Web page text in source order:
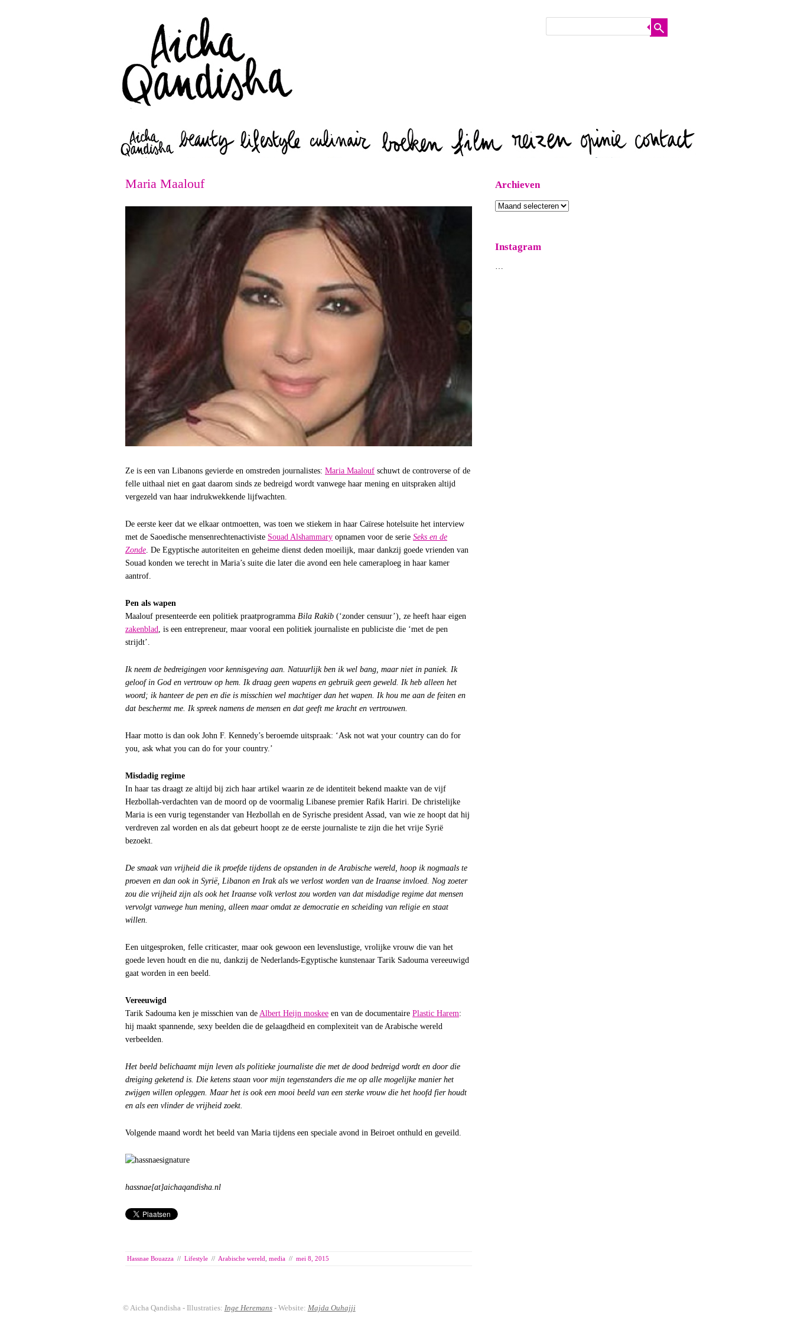
Maria Maalouf
Ze is een van Libanons gevierde en omstreden journalistes: Maria Maalouf schuwt de controverse of de
felle uithaal niet en gaat daarom sinds ze bedreigd wordt vanwege haar mening en uitspraken altijd
vergezeld van haar indrukwekkende lijfwachten.
De eerste keer dat we elkaar ontmoetten, was toen we stiekem in haar Caïrese hotelsuite het interview
met de Saoedische mensenrechtenactiviste Souad Alshammary opnamen voor de serie Seks en de
Zonde. De Egyptische autoriteiten en geheime dienst deden moeilijk, maar dankzij goede vrienden van
Souad konden we terecht in Maria’s suite die later die avond een hele cameraploeg in haar kamer
aantrof.
Pen als wapen
Maalouf presenteerde een politiek praatprogramma Bila Rakib (‘zonder censuur’), ze heeft haar eigen
zakenblad, is een entrepreneur, maar vooral een politiek journaliste en publiciste die ‘met de pen
strijdt’.
Ik neem de bedreigingen voor kennisgeving aan. Natuurlijk ben ik wel bang, maar niet in paniek. Ik
geloof in God en vertrouw op hem. Ik draag geen wapens en gebruik geen geweld. Ik heb alleen het
woord; ik hanteer de pen en die is misschien wel machtiger dan het wapen. Ik hou me aan de feiten en
dat beschermt me. Ik spreek namens de mensen en dat geeft me kracht en vertrouwen.
Haar motto is dan ook John F. Kennedy’s beroemde uitspraak: ‘Ask not wat your country can do for
you, ask what you can do for your country.’
Misdadig regime
In haar tas draagt ze altijd bij zich haar artikel waarin ze de identiteit bekend maakte van de vijf
Hezbollah-verdachten van de moord op de voormalig Libanese premier Rafik Hariri. De christelijke
Maria is een vurig tegenstander van Hezbollah en de Syrische president Assad, van wie ze hoopt dat hij
verdreven zal worden en als dat gebeurt hoopt ze de eerste journaliste te zijn die het vrije Syrië
bezoekt.
De smaak van vrijheid die ik proefde tijdens de opstanden in de Arabische wereld, hoop ik nogmaals te
proeven en dan ook in Syrië, Libanon en Irak als we verlost worden van de Iraanse invloed. Nog zoeter
zou die vrijheid zijn als ook het Iraanse volk verlost zou worden van dat misdadige regime dat mensen
vervolgt vanwege hun mening, alleen maar omdat ze democratie en scheiding van religie en staat
willen.
Een uitgesproken, felle criticaster, maar ook gewoon een levenslustige, vrolijke vrouw die van het
goede leven houdt en die nu, dankzij de Nederlands-Egyptische kunstenaar Tarik Sadouma vereeuwigd
gaat worden in een beeld.
Vereeuwigd
Tarik Sadouma ken je misschien van de Albert Heijn moskee en van de documentaire Plastic Harem:
hij maakt spannende, sexy beelden die de gelaagdheid en complexiteit van de Arabische wereld
verbeelden.
Het beeld belichaamt mijn leven als politieke journaliste die met de dood bedreigd wordt en door die
dreiging geketend is. Die ketens staan voor mijn tegenstanders die me op alle mogelijke manier het
zwijgen willen opleggen. Maar het is ook een mooi beeld van een sterke vrouw die het hoofd fier houdt
en als een vlinder de vrijheid zoekt.
Volgende maand wordt het beeld van Maria tijdens een speciale avond in Beiroet onthuld en geveild.
hassnae[at]aichaqandisha.nl
Hassnae Bouazza // Lifestyle // Arabische wereld media // mei 8, 2015
Archieven
Archieven
Instagram
…
© Aicha Qandisha - Illustraties: Inge Heremans- Website: Majda Ouhajji